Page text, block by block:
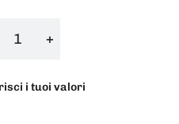
+
i tuoi valori